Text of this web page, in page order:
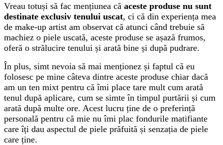
Vreau totuși să fac mențiunea că aceste produse nu sunt
destinate exclusiv tenului uscat, ci că din experiența mea
de make-up artist am observat că atunci când trebuie să
machiez o piele uscată, aceste produse se așază frumos,
oferă o strălucire tenului și arată bine și după pudrare.
În plus, simt nevoia să mai menționez și faptul că eu
folosesc pe mine câteva dintre aceste produse chiar dacă
am un ten mixt pentru că îmi place tare mult cum arată
tenul după aplicare, cum se simte în timpul purtării și cum
arată după multe ore. Acest lucru ține de o preferință
personală pentru că mie nu îmi plac fondurile matifiante
care îți dau aspectul de piele prăfuită și senzația de piele
care ține.